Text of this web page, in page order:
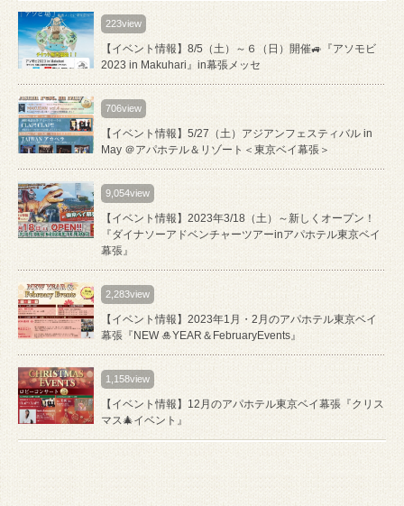
223view
【イベント情報】8/5（土）～６（日）開催🚙『アソモビ
2023 in Makuhari』in幕張メッセ
706view
【イベント情報】5/27（土）アジアンフェスティバル in
May ＠アパホテル＆リゾート＜東京ベイ幕張＞
9,054view
【イベント情報】2023年3/18（土）～新しくオープン！
『ダイナソーアドベンチャーツアーinアパホテル東京ベイ
幕張』
2,283view
【イベント情報】2023年1月・2月のアパホテル東京ベイ
幕張『NEW 🎍YEAR＆FebruaryEvents』
1,158view
【イベント情報】12月のアパホテル東京ベイ幕張『クリス
マス🎄イベント』